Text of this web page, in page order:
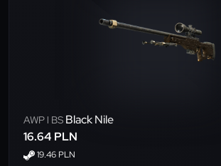
AWP l BS Black Nile
16.64 PLN
19.46 PLN